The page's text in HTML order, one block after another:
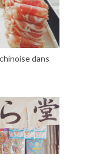
dans